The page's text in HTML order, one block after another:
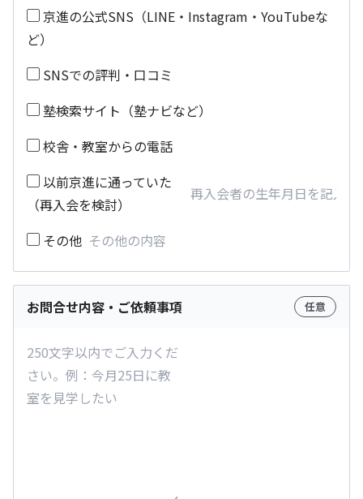
京進の公式SNS（LINE・Instagram・YouTubeな
ど）
SNSでの評判・口コミ
塾検索サイト（塾ナビなど）
校舎・教室からの電話
以前京進に通っていた
（再入会を検討）
その他
お問合せ内容・ご依頼事項 任意